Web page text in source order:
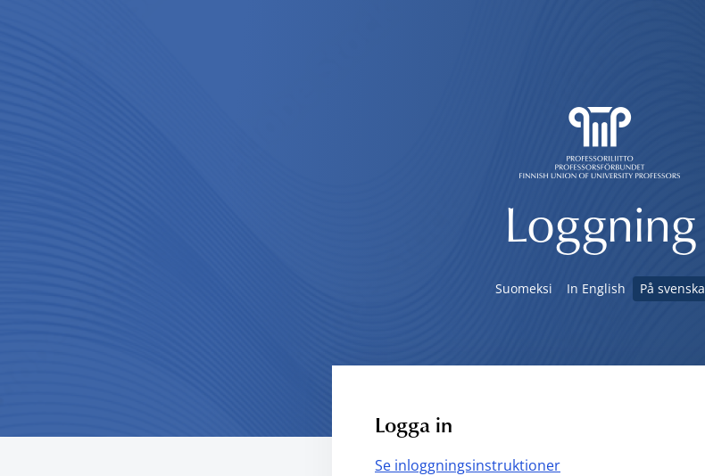
Loggning
Suomeksi In English På svenska
Logga in
Se inloggningsinstruktioner